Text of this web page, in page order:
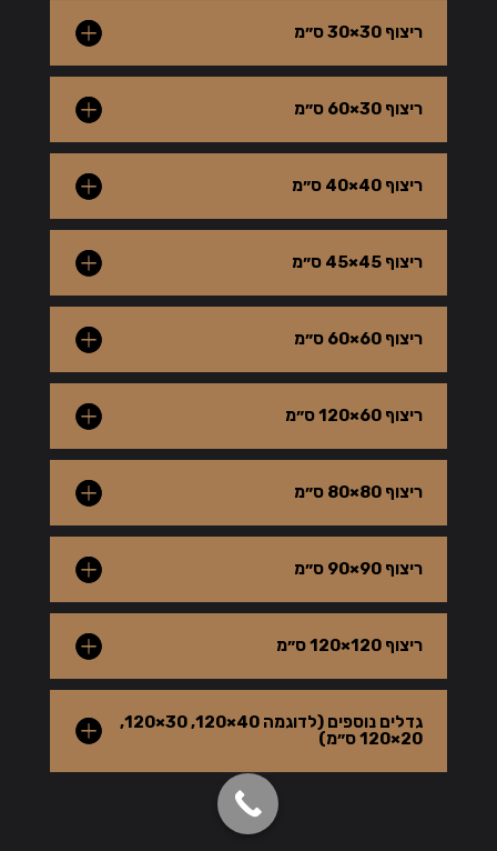
ריצוף 30×30 ס״מ
ריצוף 30×60 ס״מ
ריצוף 40×40 ס״מ
ריצוף 45×45 ס״מ
ריצוף 60×60 ס״מ
ריצוף 60×120 ס״מ
ריצוף 80×80 ס״מ
ריצוף 90×90 ס״מ
ריצוף 120×120 ס״מ
גדלים נוספים (לדוגמה 40×120, 30×120,
20×120 ס״מ)